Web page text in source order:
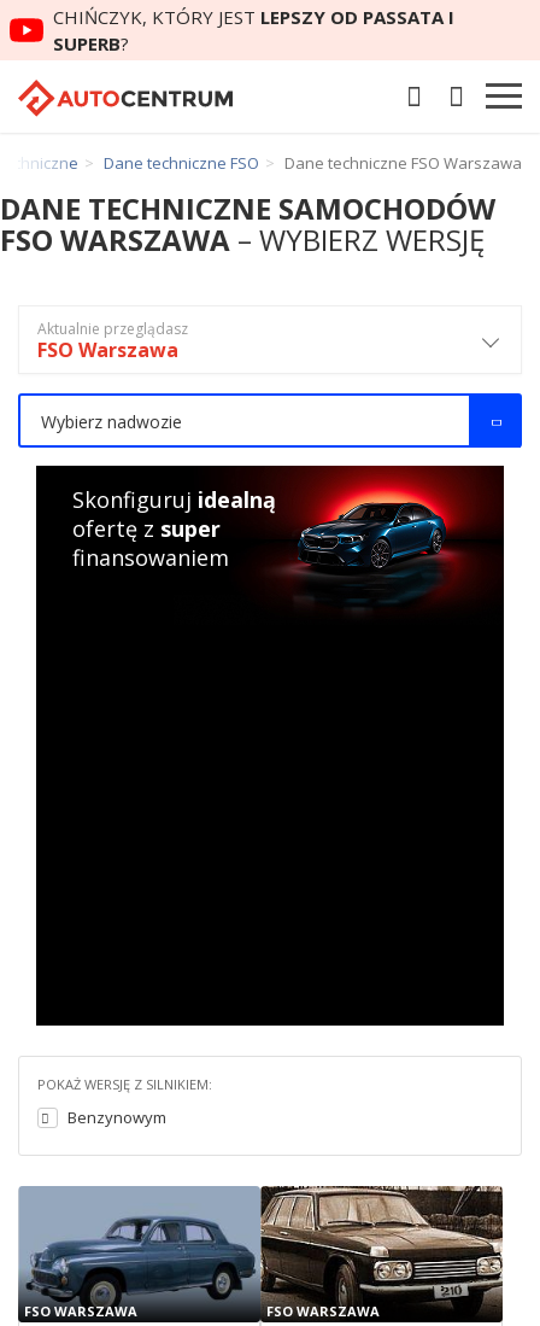
CHIŃCZYK, KTÓRY JEST LEPSZY OD PASSATA I
SUPERB?
Dane techniczne FSO Dane techniczne FSO Warszawa
DANE TECHNICZNE SAMOCHODÓW
FSO WARSZAWA – WYBIERZ WERSJĘ
POKAŻ WERSJĘ Z SILNIKIEM:
Benzynowym
FSO WARSZAWA FSO WARSZAWA
Aktualnie przeglądasz
FSO Warszawa
Wybierz nadwozie
Skonfiguruj idealną
ofertę z super
finansowaniem